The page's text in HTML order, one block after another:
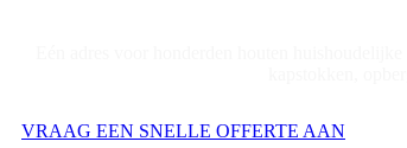
VRAAG EEN SNELLE OFFERTE AAN